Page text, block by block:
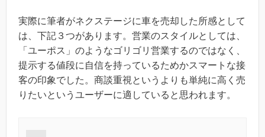
実際に筆者がネクステージに車を売却した所感として
は、下記３つがあります。営業のスタイルとしては、
「ユーポス」のようなゴリゴリ営業するのではなく、
提示する値段に自信を持っているためかスマートな接
客の印象でした。商談重視というよりも単純に高く売
りたいというユーザーに適していると思われます。